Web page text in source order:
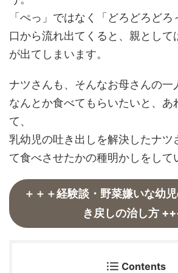
「ぺっ」ではなく「どろどろどろ
口から流れ出てくると、親とし
が出てしまいます。
ナツさんも、そんなお母さんの一
なんとか食べてもらいたいと、あ
て、
乳幼児の吐き出しを解決したナツ
て食べさせたかの種明かしをして
＋＋＋経験談・野菜嫌いな幼
き戻しの治し方
Contents